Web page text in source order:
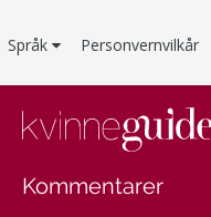
Språk Personvernvilkår
Kommentarer